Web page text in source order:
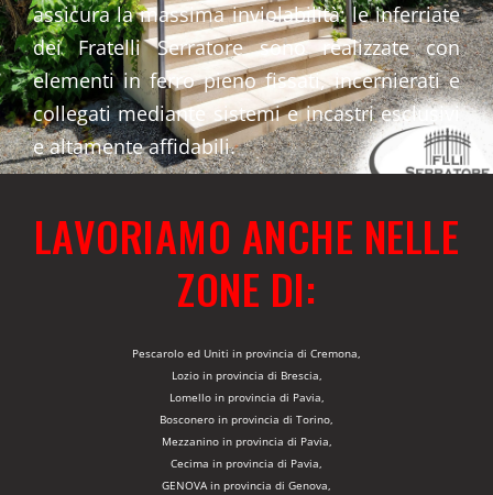
assicura la massima inviolabilità: le inferriate
dei Fratelli Serratore sono realizzate con
elementi in ferro pieno fissati, incernierati e
collegati mediante sistemi e incastri esclusivi
e altamente affidabili.
LAVORIAMO ANCHE NELLE
ZONE DI:
Pescarolo ed Uniti in provincia di Cremona,
Lozio in provincia di Brescia,
Lomello in provincia di Pavia,
Bosconero in provincia di Torino,
Mezzanino in provincia di Pavia,
Cecima in provincia di Pavia,
GENOVA in provincia di Genova,